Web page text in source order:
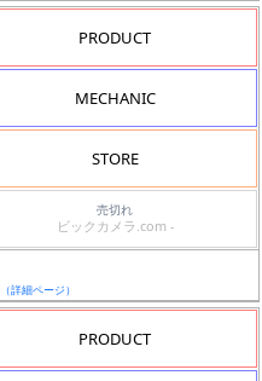
PRODUCT
MECHANIC
STORE
売切れ
ビックカメラ.com -
（詳細ページ）
PRODUCT